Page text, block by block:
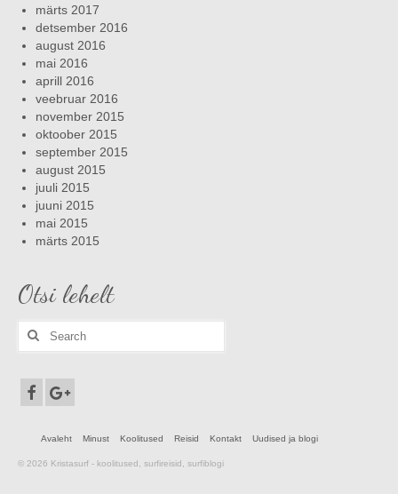
märts 2017
detsember 2016
august 2016
mai 2016
aprill 2016
veebruar 2016
november 2015
oktoober 2015
september 2015
august 2015
juuli 2015
juuni 2015
mai 2015
märts 2015
Otsi lehelt
Search
Avaleht Minust Koolitused Reisid Kontakt Uudised ja blogi
© 2026 Kristasurf - koolitused, surfireisid, surfiblogi